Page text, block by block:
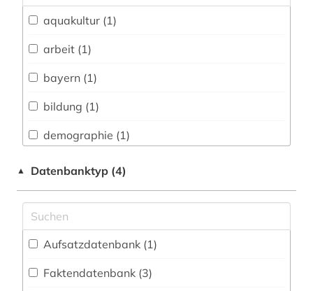
Technik (1)
aquakultur (1)
arbeit (1)
bayern (1)
bildung (1)
demographie (1)
dienstleistung (1)
entwicklung (1)
fischerei (1)
gesundheit (1)
▲ Datenbanktyp (4)
Aufsatzdatenbank (1)
Faktendatenbank (3)